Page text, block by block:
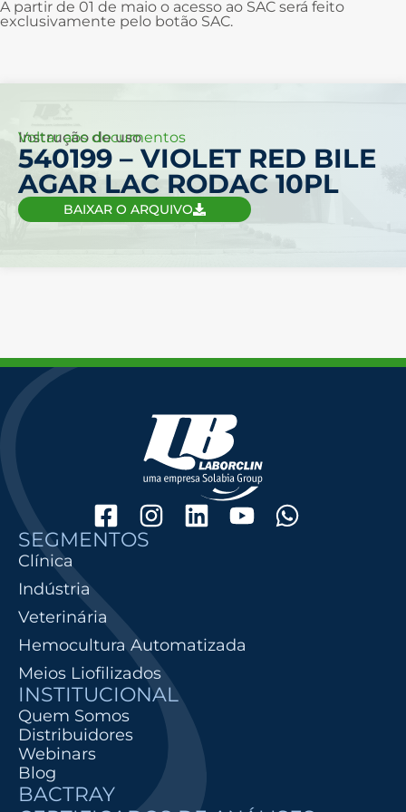
A partir de 01 de maio o acesso ao SAC será feito
exclusivamente pelo botão SAC.
Voltar aos documentos
Instrução de uso
540199 – VIOLET RED BILE
AGAR LAC RODAC 10PL
BAIXAR O ARQUIVO
SEGMENTOS
Clínica
Indústria
Veterinária
Hemocultura Automatizada
Meios Liofilizados
INSTITUCIONAL
Quem Somos
Distribuidores
Webinars
Blog
BACTRAY